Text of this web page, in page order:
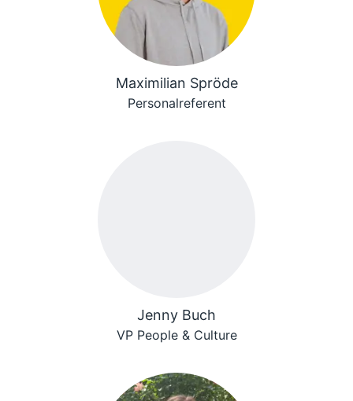
Maximilian Spröde
Personalreferent
Jenny Buch
VP People & Culture